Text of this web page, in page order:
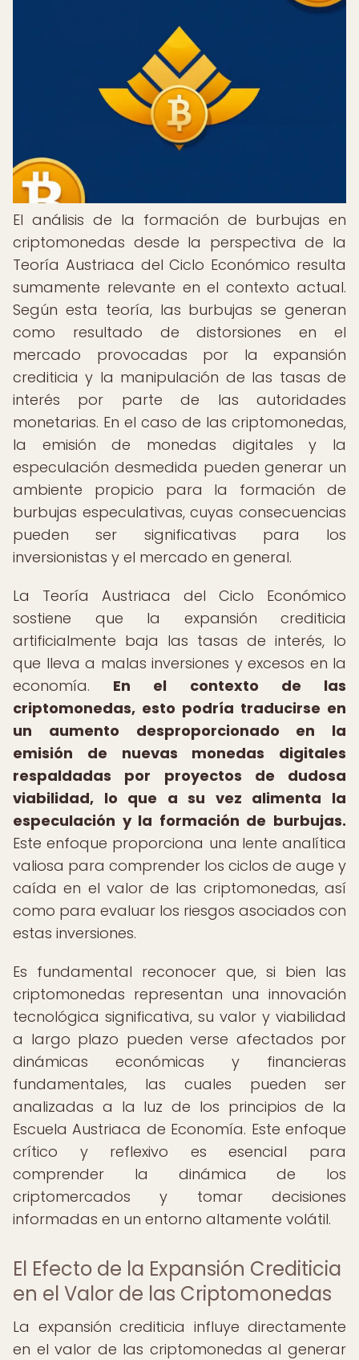
El análisis de la formación de burbujas en
criptomonedas desde la perspectiva de la
Teoría Austriaca del Ciclo Económico resulta
sumamente relevante en el contexto actual.
Según esta teoría, las burbujas se generan
como resultado de distorsiones en el
mercado provocadas por la expansión
crediticia y la manipulación de las tasas de
interés por parte de las autoridades
monetarias. En el caso de las criptomonedas,
la emisión de monedas digitales y la
especulación desmedida pueden generar un
ambiente propicio para la formación de
burbujas especulativas, cuyas consecuencias
pueden ser significativas para los
inversionistas y el mercado en general.
La Teoría Austriaca del Ciclo Económico
sostiene que la expansión crediticia
artificialmente baja las tasas de interés, lo
que lleva a malas inversiones y excesos en la
economía. En el contexto de las
criptomonedas, esto podría traducirse en
un aumento desproporcionado en la
emisión de nuevas monedas digitales
respaldadas por proyectos de dudosa
viabilidad, lo que a su vez alimenta la
especulación y la formación de burbujas.
Este enfoque proporciona una lente analítica
valiosa para comprender los ciclos de auge y
caída en el valor de las criptomonedas, así
como para evaluar los riesgos asociados con
estas inversiones.
Es fundamental reconocer que, si bien las
criptomonedas representan una innovación
tecnológica significativa, su valor y viabilidad
a largo plazo pueden verse afectados por
dinámicas económicas y financieras
fundamentales, las cuales pueden ser
analizadas a la luz de los principios de la
Escuela Austriaca de Economía. Este enfoque
crítico y reflexivo es esencial para
comprender la dinámica de los
criptomercados y tomar decisiones
informadas en un entorno altamente volátil.
El Efecto de la Expansión Crediticia
en el Valor de las Criptomonedas
La expansión crediticia influye directamente
en el valor de las criptomonedas al generar